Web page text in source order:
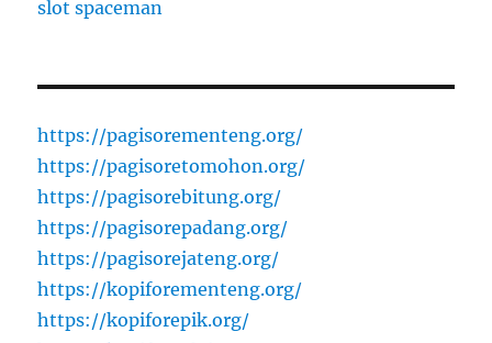
slot spaceman
https://pagisorementeng.org/
https://pagisoretomohon.org/
https://pagisorebitung.org/
https://pagisorepadang.org/
https://pagisorejateng.org/
https://kopiforementeng.org/
https://kopiforepik.org/